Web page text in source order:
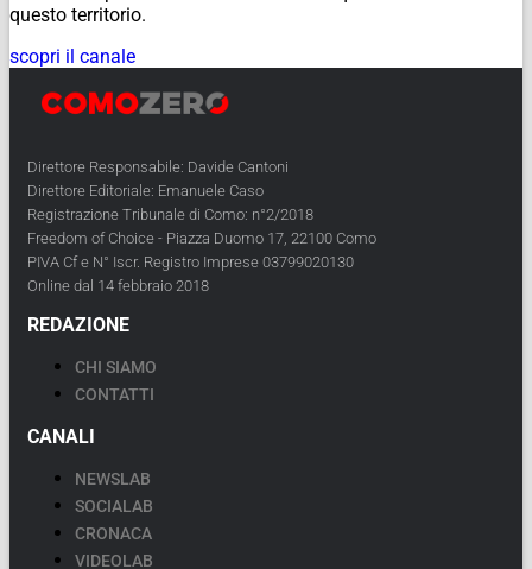
questo territorio.
scopri il canale
Direttore Responsabile: Davide Cantoni
Direttore Editoriale: Emanuele Caso
Registrazione Tribunale di Como: n°2/2018
Freedom of Choice - Piazza Duomo 17, 22100 Como
PIVA Cf e N° Iscr. Registro Imprese 03799020130
Online dal 14 febbraio 2018
REDAZIONE
CHI SIAMO
CONTATTI
CANALI
NEWSLAB
SOCIALAB
CRONACA
VIDEOLAB